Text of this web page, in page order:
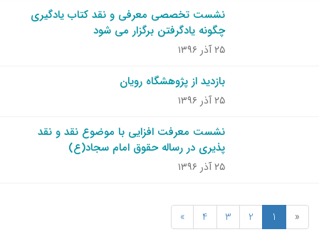
نشست تخصصی معرفی و نقد کتاب یادگیری
چگونه یادگرفتن برگزار می شود
۲۵ آذر ۱۳۹۶
بازدید از پژوهشگاه رویان
۲۵ آذر ۱۳۹۶
نشست معرفت افزایی با موضوع نقد و نقد
پذیری در رساله حقوق امام سجاد(ع)
۲۵ آذر ۱۳۹۶
«
1
2
3
4
»